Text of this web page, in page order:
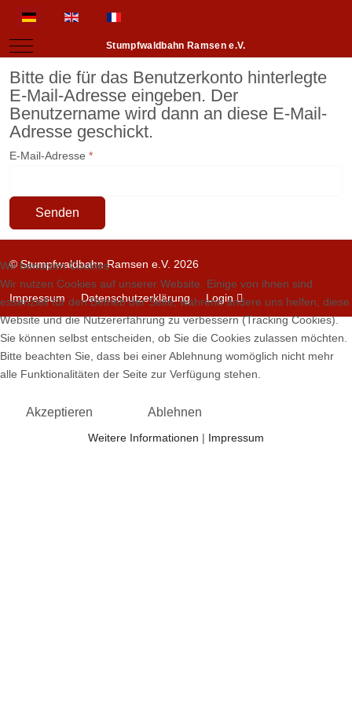
Sprache auswählen
Mobile Menu ToggleStumpfwaldbahn Ramsen e.V.
Bitte die für das Benutzerkonto hinterlegte
E-Mail-Adresse eingeben. Der
Benutzername wird dann an diese E-Mail-
Adresse geschickt.
E-Mail-Adresse *
Senden
© Stumpfwaldbahn Ramsen e.V. 2026
Impressum Datenschutzerklärung Login
Wir benutzen Cookies
Wir nutzen Cookies auf unserer Website. Einige von ihnen sind
essenziell für den Betrieb der Seite, während andere uns helfen, diese
Website und die Nutzererfahrung zu verbessern (Tracking Cookies).
Sie können selbst entscheiden, ob Sie die Cookies zulassen möchten.
Bitte beachten Sie, dass bei einer Ablehnung womöglich nicht mehr
alle Funktionalitäten der Seite zur Verfügung stehen.
Akzeptieren Ablehnen
Weitere Informationen | Impressum